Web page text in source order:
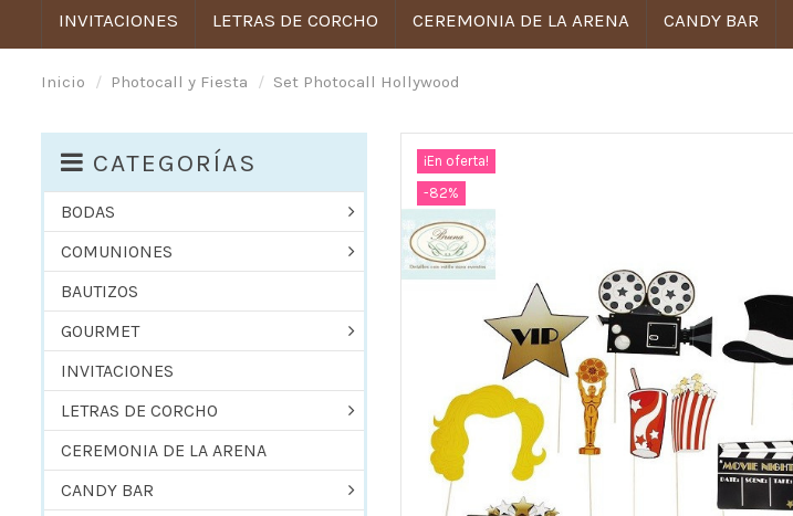
INVITACIONES LETRAS DE CORCHO CEREMONIA DE LA ARENA CANDY BAR
Inicio Photocall y Fiesta Set Photocall Hollywood
¡En oferta!
-82%
CATEGORÍAS
BODAS
COMUNIONES
BAUTIZOS
GOURMET
INVITACIONES
LETRAS DE CORCHO
CEREMONIA DE LA ARENA
CANDY BAR